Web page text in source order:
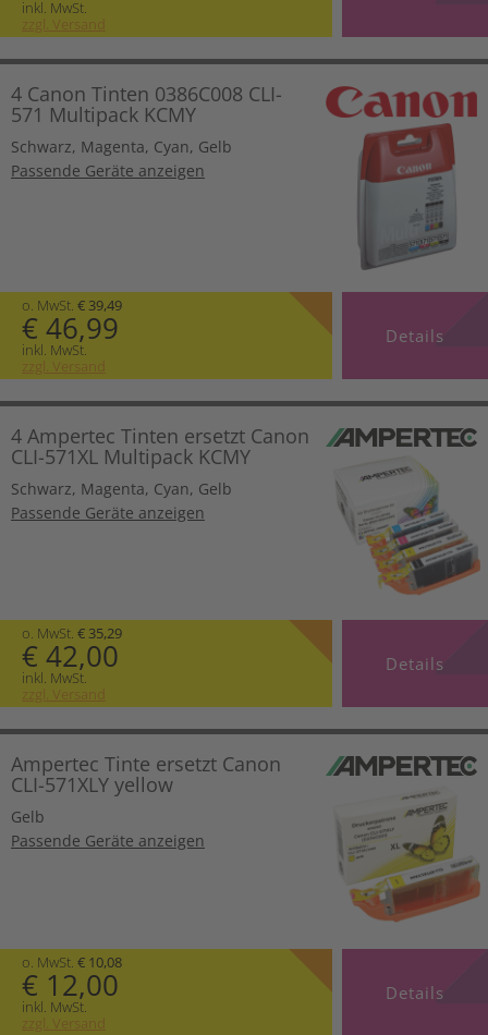
inkl. MwSt.
zzgl. Versand
4 Canon Tinten 0386C008 CLI-
571 Multipack KCMY
Schwarz, Magenta, Cyan, Gelb
Passende Geräte anzeigen
o. MwSt. € 39,49
€ 46,99
inkl. MwSt.
zzgl. Versand
Details
4 Ampertec Tinten ersetzt Canon
CLI-571XL Multipack KCMY
Schwarz, Magenta, Cyan, Gelb
Passende Geräte anzeigen
o. MwSt. € 35,29
€ 42,00
inkl. MwSt.
zzgl. Versand
Details
Ampertec Tinte ersetzt Canon
CLI-571XLY yellow
Gelb
Passende Geräte anzeigen
o. MwSt. € 10,08
€ 12,00
inkl. MwSt.
zzgl. Versand
Details